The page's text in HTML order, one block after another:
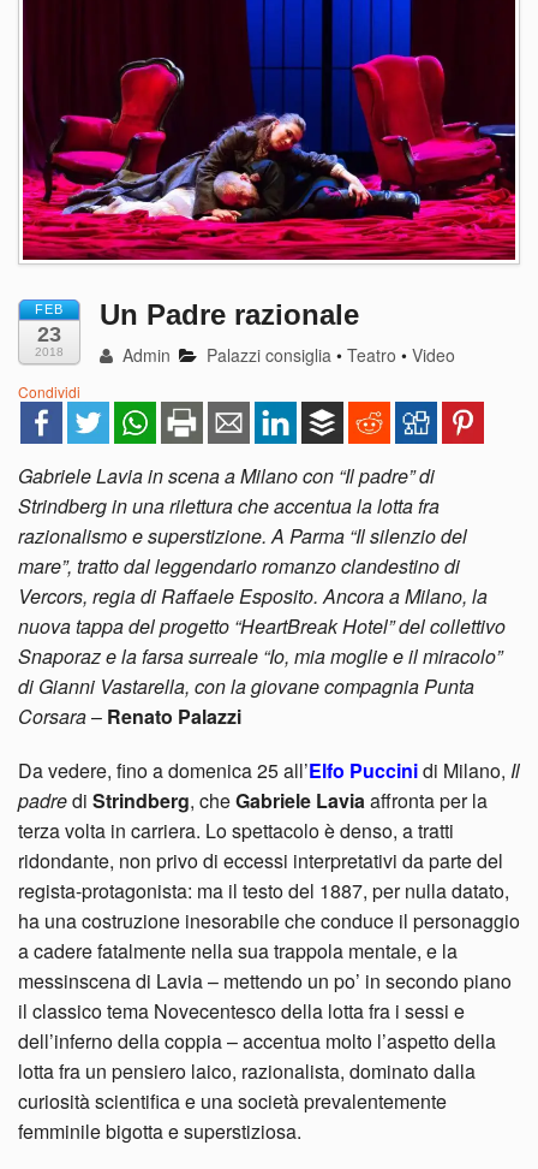
FEB
23
2018
Un Padre razionale
Admin Palazzi consiglia •Teatro •Video
Condividi
Gabriele Lavia in scena a Milano con “Il padre” di
Strindberg in una rilettura che accentua la lotta fra
razionalismo e superstizione. A Parma “Il silenzio del
mare”, tratto dal leggendario romanzo clandestino di
Vercors, regia di Raffaele Esposito. Ancora a Milano, la
nuova tappa del progetto “HeartBreak Hotel” del collettivo
Snaporaz e la farsa surreale “Io, mia moglie e il miracolo”
di Gianni Vastarella, con la giovane compagnia Punta
Corsara– Renato Palazzi
Da vedere, fino a domenica 25 all’Elfo Puccinidi Milano, Il
padredi Strindberg, cheGabriele Lavia affronta per la
terza volta in carriera. Lo spettacolo è denso, a tratti
ridondante, non privo di eccessi interpretativi da parte del
regista-protagonista: ma il testo del 1887, per nulla datato,
ha una costruzione inesorabile che conduce il personaggio
a cadere fatalmente nella sua trappola mentale, e la
messinscena di Lavia – mettendo un po’ in secondo piano
il classico tema Novecentesco della lotta fra i sessi e
dell’inferno della coppia – accentua molto l’aspetto della
lotta fra un pensiero laico, razionalista, dominato dalla
curiosità scientifica e una società prevalentemente
femminile bigotta e superstiziosa.